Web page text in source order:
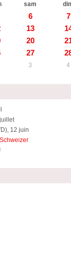
sam
6
7
13
20
27
3 4
12 juin